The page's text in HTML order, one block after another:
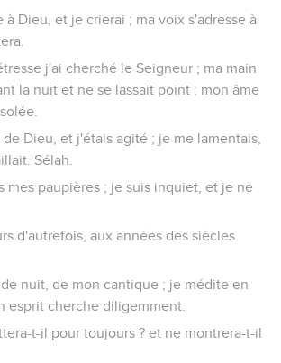
à Dieu, et je crierai ; ma voix s'adresse à
j'ai cherché le Seigneur ; ma main
la nuit et ne se lassait point ; mon âme
Dieu, et j'étais agité ; je me lamentais,
Sélah.
mes paupières ; je suis inquiet, et je ne
d'autrefois, aux années des siècles
nuit, de mon cantique ; je médite en
esprit cherche diligemment.
t-il pour toujours ? et ne montrera-t-il